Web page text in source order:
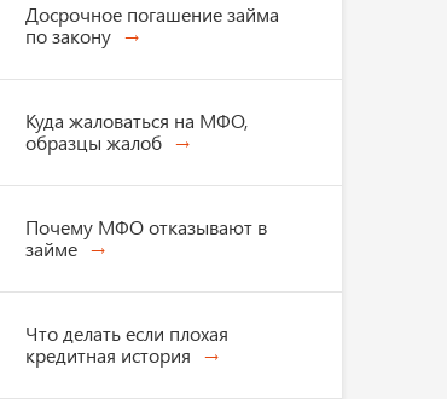
Досрочное погашение займа
по закону
Куда жаловаться на МФО,
образцы жалоб
Почему МФО отказывают в
займе
Что делать если плохая
кредитная история